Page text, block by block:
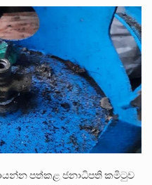
මේ, දන්නා හඳුනන ලියන්නකුගේ නන්නාඳුනන අඩවියක සැරිසරා ලද ආස්වාදනීය මොහොතක සිංහාවලෝකනයකි .කෙටි කවියක දිගු බර…
පත්කළ ජනාධිපති කමිටුව